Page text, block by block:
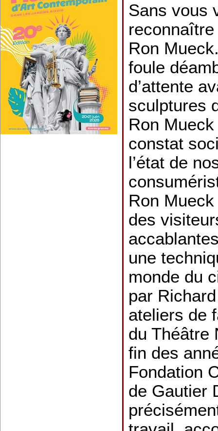
Sans vous
Ron
foule
d’attente
sculptures
Ron
constat
l’état de
Ron
des
une
monde du
par
ateliers de
du Théâtre
fin des
Fondation
de Gautier